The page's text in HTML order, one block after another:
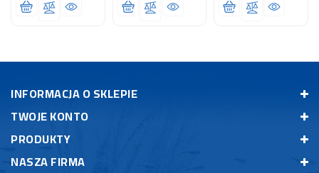
INFORMACJA O SKLEPIE
TWOJE KONTO
PRODUKTY
NASZA FIRMA